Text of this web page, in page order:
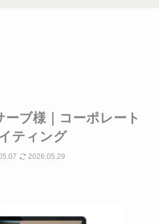
ーブ様｜コーポレート
ティング
2026.05.29